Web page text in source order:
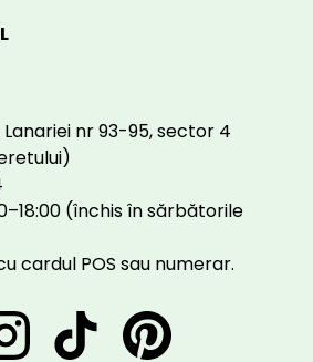
nr 93-95, sector 4
(închis în sărbătorile
cardul POS sau numerar.
InstagramTikTok Pinterest